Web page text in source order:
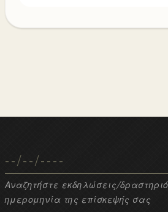
Αναζητήστε εκδηλώσεις/
ημερομηνία της επίσκεψής σας